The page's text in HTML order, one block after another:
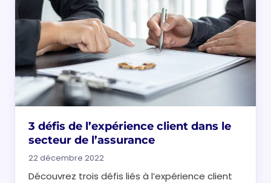
3 défis de l’expérience client dans le
secteur de l’assurance
22 décembre 2022
Découvrez trois défis liés à l’expérience client